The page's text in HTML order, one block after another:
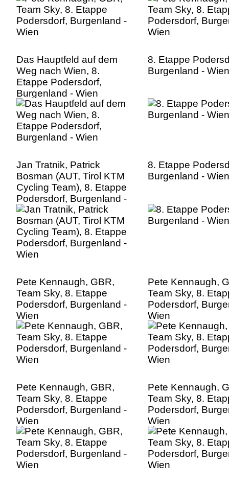
Das Hauptfeld auf dem
Weg nach Wien, 8.
Etappe Podersdorf,
Burgenland - Wien
8. Etappe
Burgenland - Wien
Jan Tratnik, Patrick
Bosman (AUT, Tirol KTM
Cycling Team), 8. Etappe
Podersdorf, Burgenland -
Wien
8. Etappe
Burgenland - Wien
Pete Kennaugh, GBR,
Team Sky, 8. Etappe
Podersdorf, Burgenland -
Wien
Pete Kennaugh,
Team Sky, 8.
Podersdorf,
Wien
Pete Kennaugh, GBR,
Team Sky, 8. Etappe
Podersdorf, Burgenland -
Wien
Pete Kennaugh,
Team Sky, 8.
Podersdorf,
Wien